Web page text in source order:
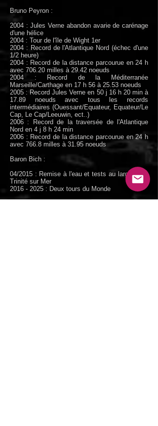
Bruno Peyron :
2004 : Jules Verne abandon avarie de carénage
d'une hélice
2004 : Tour de l'île de Wight 1er
2004 : Record de l'Atlantique Nord (échec d'une
1/2 heure)
2004 : Record de la distance parcourue en 24 h
avec 706.20 milles à 29.42 noeuds
2004 : Record de la Méditerranée
Marseille/Carthage en 17 h 56 à 25.53 noeuds
2005 : Record Jules Verne en 50 j 16 h 20 min à
17.89 noeuds avec tous les records
intermédiaires (Ouessant/Equateur, Equateur/Le
Cap, Le Cap/Leeuwin, ect..)
2006 : Record de la traversée de l'Atlantique
Nord en 4 j 8 h 24 min
2006 : Record de la distance parcourue en 24 h
avec 766.8 milles à 31.95 noeuds
Baron Bich :
04/2015 : Remise à l'eau et tests au large de la
Trinité sur Mer
2016 - 2025 : Deux tours du Monde